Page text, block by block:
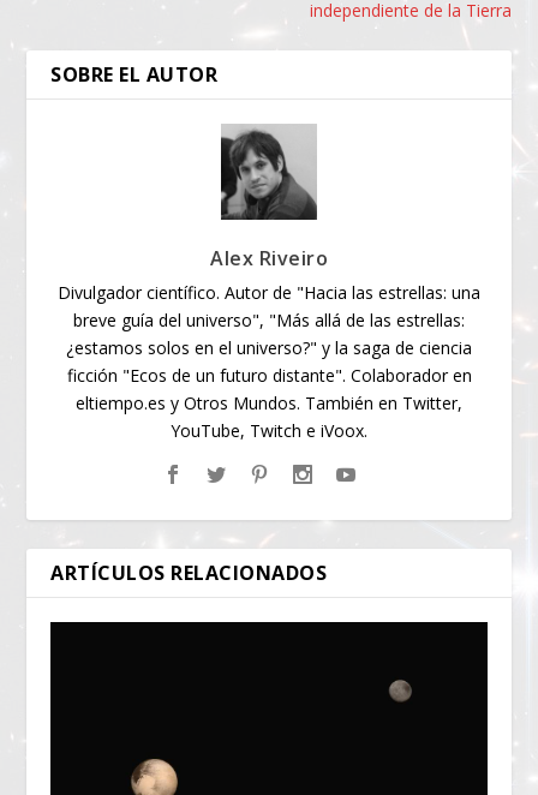
independiente de la Tierra
SOBRE EL AUTOR
Alex Riveiro
Divulgador científico. Autor de "Hacia las estrellas: una
breve guía del universo", "Más allá de las estrellas:
¿estamos solos en el universo?" y la saga de ciencia
ficción "Ecos de un futuro distante". Colaborador en
eltiempo.es y Otros Mundos. También en Twitter,
YouTube, Twitch e iVoox.
ARTÍCULOS RELACIONADOS